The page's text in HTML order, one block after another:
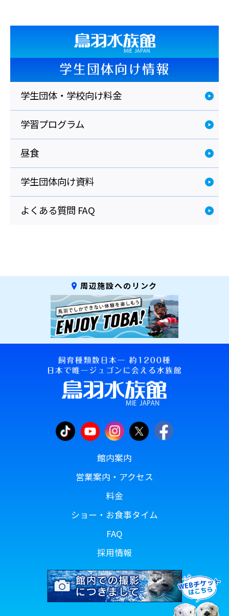
学生団体向け情報
学生団体・学校向け料金
学習プログラム
昼食
学生団体向け資料
よくある質問 FAQ
周辺施設へのリンク
館内案内
営業案内・アクセス
料金
ショー・お食事タイム
FAQ
採用情報